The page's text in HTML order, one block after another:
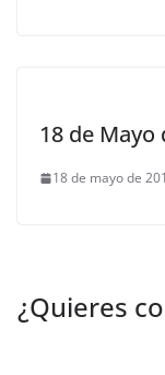
18 de Mayo
18 de mayo de
¿Quieres